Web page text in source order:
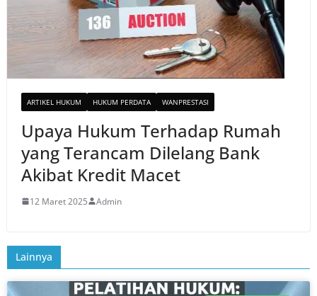
ARTIKEL HUKUM HUKUM PERDATA WANPRESTASI
Upaya Hukum Terhadap Rumah
yang Terancam Dilelang Bank
Akibat Kredit Macet
12 Maret 2025 Admin
Lainnya